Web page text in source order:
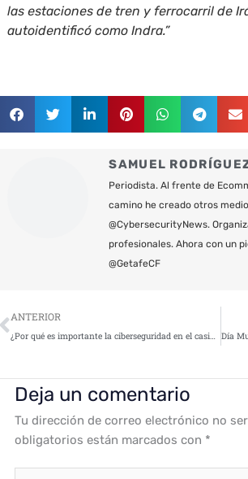
las estaciones de tren y ferrocarril de
autoidentificó como Indra.”
SAMUEL
Periodista. Al frente de
camino he creado otros
@CybersecurityNews.
profesionales. Ahora con un
@GetafeCF
Ant
ANTERIOR
¿Por qué es importante la ciberseguridad en el casino online?
Deja un comentario
Tu dirección de correo electrónico no
obligatorios están marcados con *